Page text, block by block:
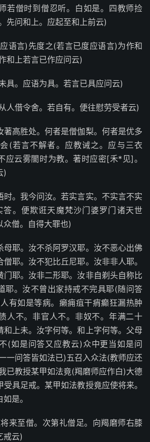
若僧时到僧忍听。白如是。四教师捡
先问和上。应起至和上前云)
语言)先度之(若言已度应语言)为作和
和上若言已作应问云)
具。应语为具。若言已具应问云)
人借令舍。若自有。便往慰劳受者云)
著高胜处。何者是僧伽梨。何者是优多
(若言不解者。应教诫之。应与三衣
应云雾闇时为教。著时应密[禾*见]。
)
时。我今问汝。若实言实。不实言不实
答。便欺诳天魔梵沙门婆罗门诸天世
众僧。自得大罪也)
母耶。汝不杀阿罗汉耶。汝不恶心出佛
耶。汝不犯比丘尼耶。汝非非人耶。
门耶。汝非二形耶。汝非自剃头自称比
耶。汝不曾出家持戒不完具耶(随问答
有如是等病。癞痈疽干痟癫狂漏热肿
人不。非官人不。非奴不。年满二十
和上未。汝字何等。和上字何等。父母
(如是问答又应教云)众中更当如是问
一问答皆如法已)五召入众法(教师应还
已教授某甲如法竟(羯磨师应作白)大德
具足戒。某甲如法教授竟应使将来。
是。
来至僧。次第礼僧足。向羯磨师右膝
戒云)